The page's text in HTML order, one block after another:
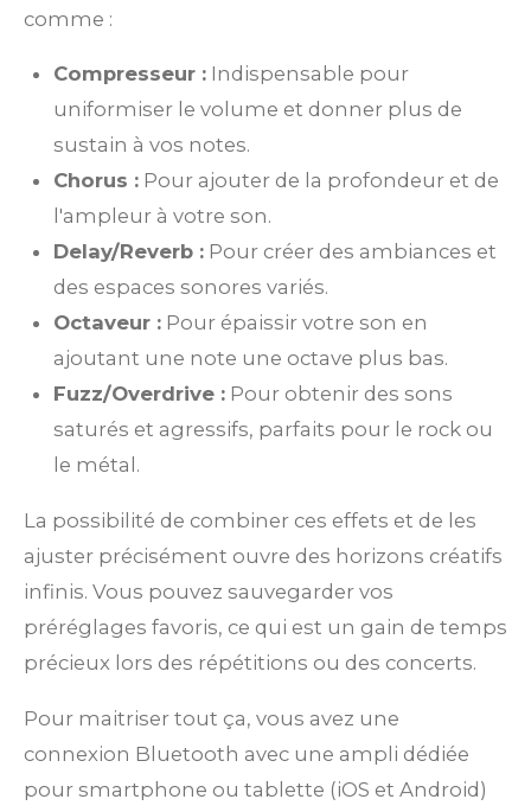
comme :
Compresseur : Indispensable pour
uniformiser le volume et donner plus de
sustain à vos notes.
Chorus : Pour ajouter de la profondeur et de
l'ampleur à votre son.
Delay/Reverb : Pour créer des ambiances et
des espaces sonores variés.
Octaveur : Pour épaissir votre son en
ajoutant une note une octave plus bas.
Fuzz/Overdrive : Pour obtenir des sons
saturés et agressifs, parfaits pour le rock ou
le métal.
La possibilité de combiner ces effets et de les
ajuster précisément ouvre des horizons créatifs
infinis. Vous pouvez sauvegarder vos
préréglages favoris, ce qui est un gain de temps
précieux lors des répétitions ou des concerts.
Pour maitriser tout ça, vous avez une
connexion Bluetooth avec une ampli dédiée
pour smartphone ou tablette (iOS et Android)